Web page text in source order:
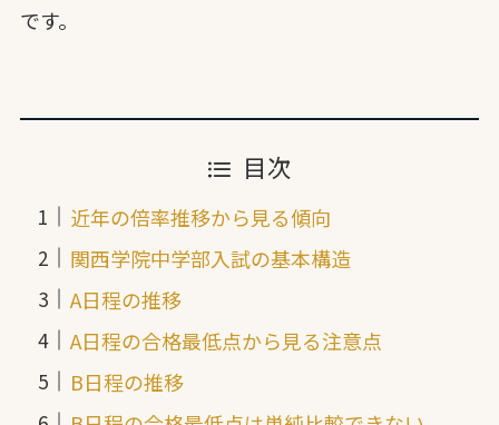
です。
目次
近年の倍率推移から見る傾向
関西学院中学部入試の基本構造
A日程の推移
A日程の合格最低点から見る注意点
B日程の推移